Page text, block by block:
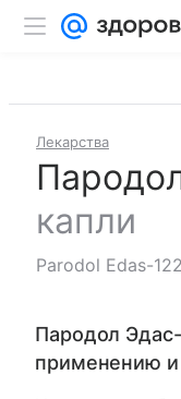
Лекарства
капли
Parodol Edas-122
Пародол
применению